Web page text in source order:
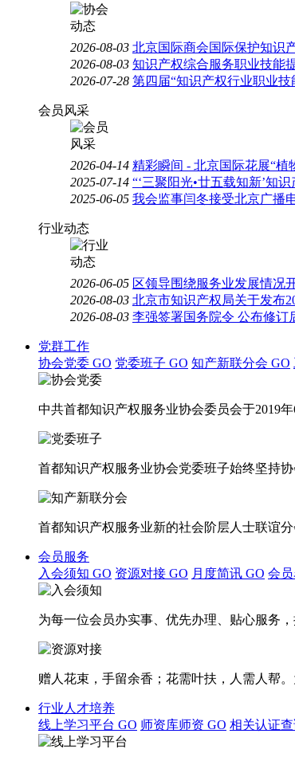
2026-08-03 北京国际商会国际保护知识
2026-08-03 知识产权综合服务职业技能
2026-07-28 第四届“知识产权行业职业技
会员风采
2026-04-14 精彩瞬间 - 北京国际花展“植
2025-07-14 “‘三聚阳光•廿五载知新’知
2025-06-05 我会监事闫冬接受北京广播
行业动态
2026-06-05 区领导围绕服务业发展情况
2026-08-03 北京市知识产权局关于发布
2026-08-03 李强签署国务院令 公布修订
党群工作
协会党委 GO 党委班子 GO 知产新联分会 GO
中共首都知识产权服务业协会委员会于2019
首都知识产权服务业协会党委班子始终坚持
首都知识产权服务业新的社会阶层人士联谊
会员服务
入会须知 GO 资源对接 GO 月度简讯 GO 会
为每一位会员办实事、优先办理、贴心服务
赠人花束，手留余香；花需叶扶，人需人帮
行业人才培养
线上学习平台 GO 师资库师资 GO 相关认证查